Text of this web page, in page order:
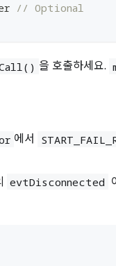
// Optional
을 호출하세요.
에서
evtDisconnected